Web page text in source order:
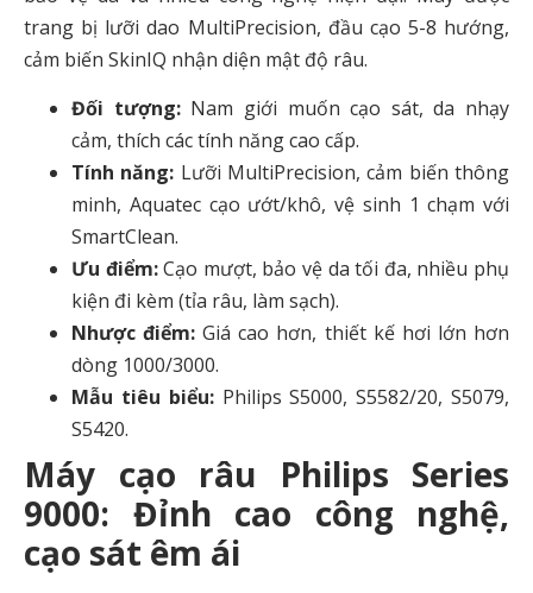
trang bị lưỡi dao MultiPrecision, đầu cạo 5-8 hướng,
cảm biến SkinIQ nhận diện mật độ râu.
Đối tượng:Nam giới muốn cạo sát, da nhạy
cảm, thích các tính năng cao cấp.
Tính năng: Lưỡi MultiPrecision, cảm biến thông
minh, Aquatec cạo ướt/khô, vệ sinh 1 chạm với
SmartClean.
Ưu điểm:Cạo mượt, bảo vệ da tối đa, nhiều phụ
kiện đi kèm (tỉa râu, làm sạch).
Nhược điểm: Giá cao hơn, thiết kế hơi lớn hơn
dòng 1000/3000.
Mẫu tiêu biểu:Philips S5000, S5582/20, S5079,
S5420.
Máy cạo râu Philips Series
9000: Đỉnh cao công nghệ,
cạo sát êm ái